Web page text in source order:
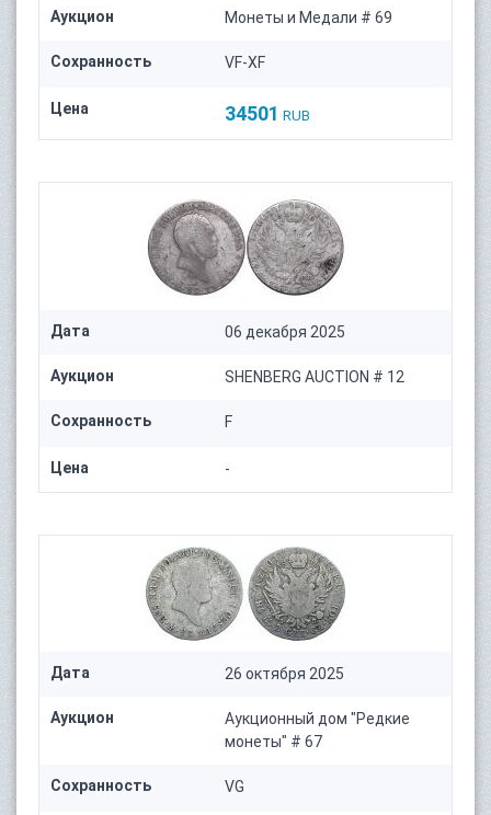
Аукцион Монеты и Медали # 69
Сохранность VF-XF
Цена 34501 RUB
Дата 06 декабря 2025
Аукцион SHENBERG AUCTION # 12
Сохранность F
Цена -
Дата 26 октября 2025
Аукцион
Аукционный дом "Редкие
монеты" # 67
Сохранность VG